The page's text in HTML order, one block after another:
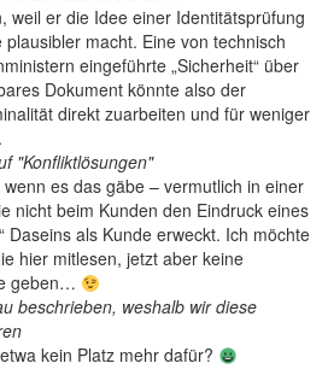
weil er die Idee einer Identitätsprüfung
plausibler macht. Eine von technisch
eingeführte „Sicherheit“ über
Dokument könnte also der
direkt zuarbeiten und für weniger
"Konfliktlösungen"
es das gäbe – vermutlich in einer
nicht beim Kunden den Eindruck eines
Daseins als Kunde erweckt. Ich möchte
hier mitlesen, jetzt aber keine
geben…
beschrieben, weshalb wir diese
kein Platz mehr dafür?